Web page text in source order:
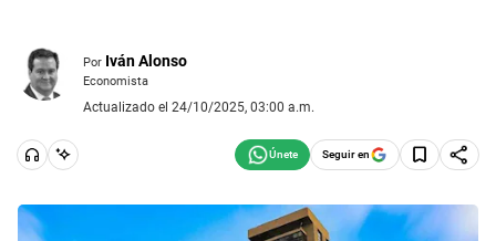
Por Iván Alonso
Economista
Actualizado el 24/10/2025, 03:00 a.m.
Seguir en